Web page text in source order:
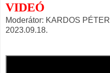
VIDEÓ
Moderátor: KARDOS PÉTER
2023.09.18.